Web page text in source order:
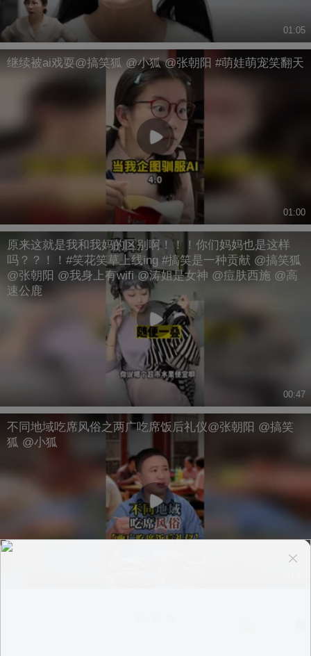
01:05
继续被ai戏耍@搞笑狐 @小狐 @张朝阳 #萌娃萌宠笑翻天
01:00
原来这就是我和我妈的区别啊！！！你们妈妈也是这样
吗？？！！#笑花笑草上线ing #搞笑是一种贡献 @搞笑狐
@张朝阳 @我身上有wifi @涛姐是女神 @痘肤西施 @高
速公鹿
00:47
不同地域吃席风俗之两广吃席饭后礼仪@张朝阳 @搞笑
狐 @小狐